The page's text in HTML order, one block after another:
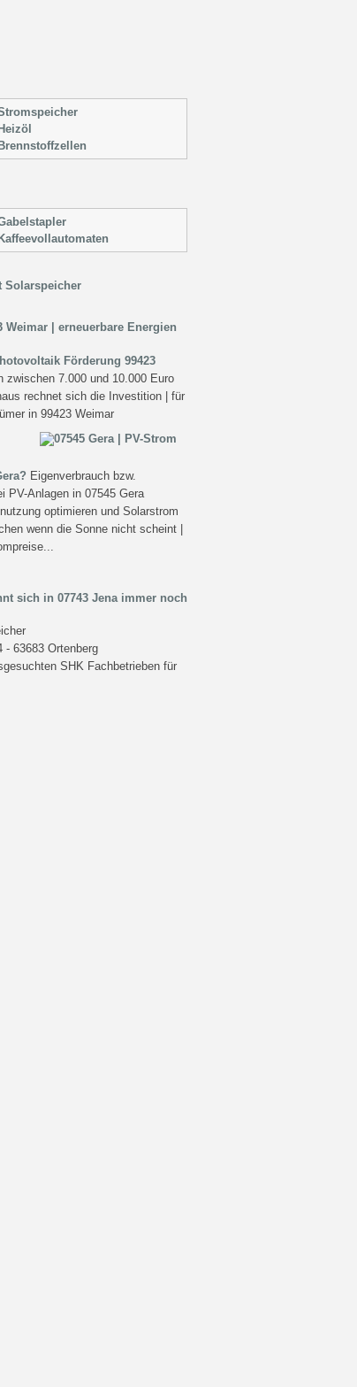
Heizöl
Brennstoffzellen
Kaffeevollautomaten
Solarspeicher
Förderung 99423
zwischen 7.000 und 10.000 Euro
rechnet sich die Investition | für
in 99423 Weimar
Eigenverbrauch bzw.
PV-Anlagen in 07545 Gera
optimieren und Solarstrom
wenn die Sonne nicht scheint |
sich in 07743 Jena immer noch
63683 Ortenberg
SHK Fachbetrieben für